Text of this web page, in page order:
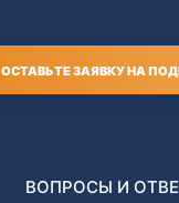
ОСТАВЬТЕ ЗАЯВКУ НА
ВОПРОСЫ И